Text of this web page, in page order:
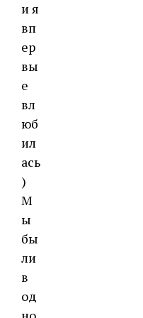
и я
вп
ер
вы
е
вл
юб
ил
ась
)
М
ы
бы
ли
в
од